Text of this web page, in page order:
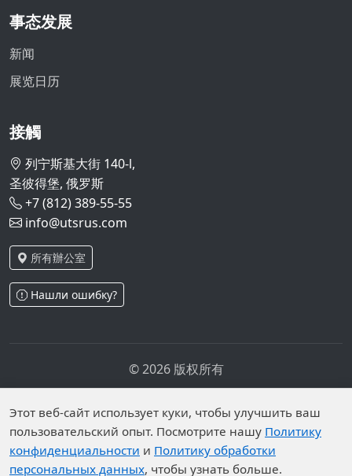
事态发展
新闻
展览日历
接觸
列宁斯基大街 140-l,
圣彼得堡, 俄罗斯
+7 (812) 389-55-55
info@utsrus.com
所有辦公室
Нашли ошибку?
© 2026 版权所有
Personal data is published on the website due to legal
grounds in accordance with Part 1 of Article 6 and
Article 10.1 of Federal Law No. 152-FZ. Subjects have
established prohibitions on the processing of published
Этот веб-сайт использует куки, чтобы улучшить ваш
пользовательский опыт. Посмотрите нашу Политику
конфиденциальности и Политику обработки
персональных данных, чтобы узнать больше.